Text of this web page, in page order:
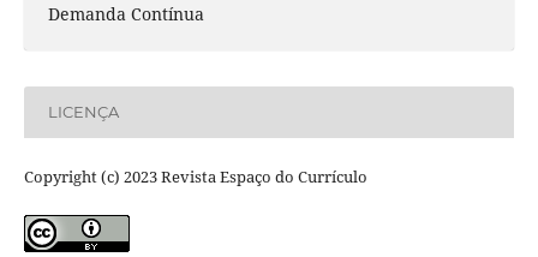
Demanda Contínua
LICENÇA
Copyright (c) 2023 Revista Espaço do Currículo